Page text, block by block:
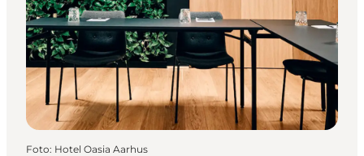
Foto: Hotel Oasia Aarhus